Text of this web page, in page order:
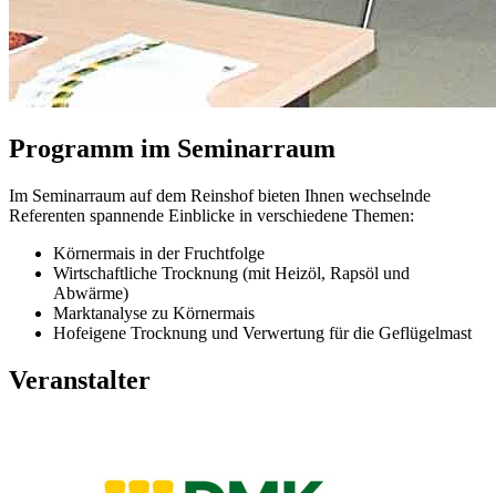
Programm im Seminarraum
Im Seminarraum auf dem Reinshof bieten Ihnen wechselnde
Referenten spannende Einblicke in verschiedene Themen:
Körnermais in der Fruchtfolge
Wirtschaftliche Trocknung (mit Heizöl, Rapsöl und
Abwärme)
Marktanalyse zu Körnermais
Hofeigene Trocknung und Verwertung für die Geflügelmast
Veranstalter